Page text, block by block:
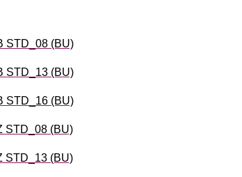
STD_08 (BU)
STD_13 (BU)
STD_16 (BU)
STD_08 (BU)
STD_13 (BU)